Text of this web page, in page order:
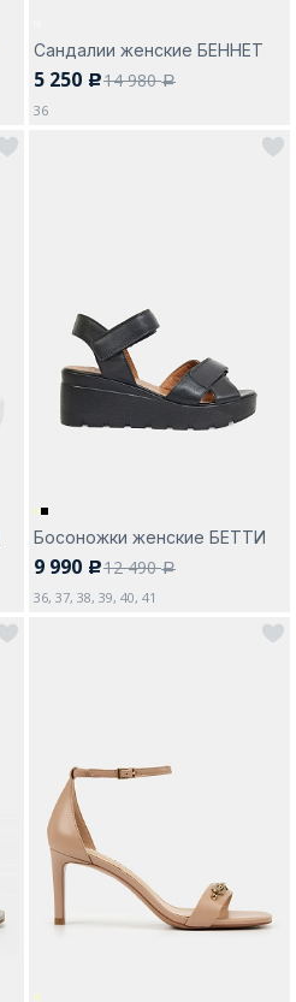
Сандалии женские БЕННЕТ
5 250 c14 980a
36
Босоножки женские БЕТТИ
9 990 c12 490a
36, 37, 38, 39, 40, 41